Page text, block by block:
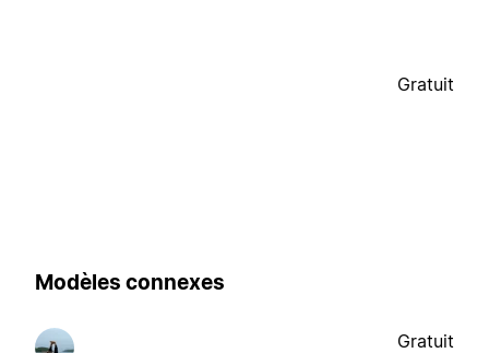
Gratuit
Modèles connexes
Gratuit